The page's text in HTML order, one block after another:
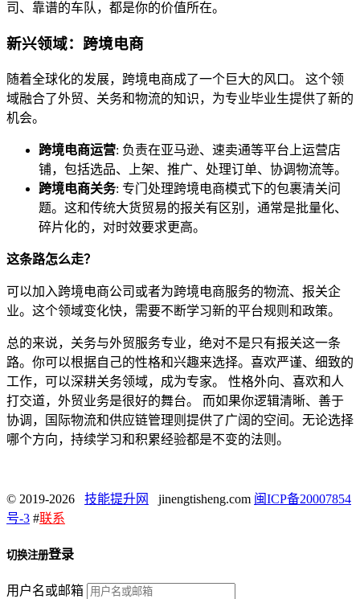
司、靠谱的车队，都是你的价值所在。
新兴领域：跨境电商
随着全球化的发展，跨境电商成了一个巨大的风口。 这个领
域融合了外贸、关务和物流的知识，为专业毕业生提供了新的
机会。
跨境电商运营: 负责在亚马逊、速卖通等平台上运营店
铺，包括选品、上架、推广、处理订单、协调物流等。
跨境电商关务: 专门处理跨境电商模式下的包裹清关问
题。这和传统大货贸易的报关有区别，通常是批量化、
碎片化的，对时效要求更高。
这条路怎么走？
可以加入跨境电商公司或者为跨境电商服务的物流、报关企
业。这个领域变化快，需要不断学习新的平台规则和政策。
总的来说，关务与外贸服务专业，绝对不是只有报关这一条
路。你可以根据自己的性格和兴趣来选择。喜欢严谨、细致的
工作，可以深耕关务领域，成为专家。 性格外向、喜欢和人
打交道，外贸业务是很好的舞台。 而如果你逻辑清晰、善于
协调，国际物流和供应链管理则提供了广阔的空间。无论选择
哪个方向，持续学习和积累经验都是不变的法则。
© 2019-2026 技能提升网 jinengtisheng.com 闽ICP备20007854
号-3 #联系
切换注册登录
用户名或邮箱